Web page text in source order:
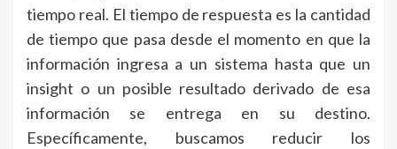
tiempo real. El tiempo de respuesta es la cantidad
de tiempo que pasa desde el momento en que la
información ingresa a un sistema hasta que un
insight o un posible resultado derivado de esa
información se entrega en su destino.
Específicamente, buscamos reducir los